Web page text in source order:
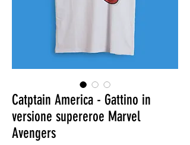
Catptain America - Gattino in
versione supereroe Marvel
Avengers